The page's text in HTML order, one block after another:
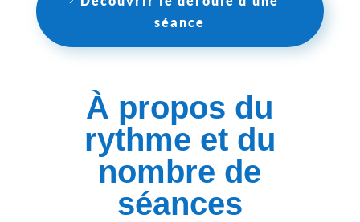
séance
À propos du
rythme et du
nombre de
séances